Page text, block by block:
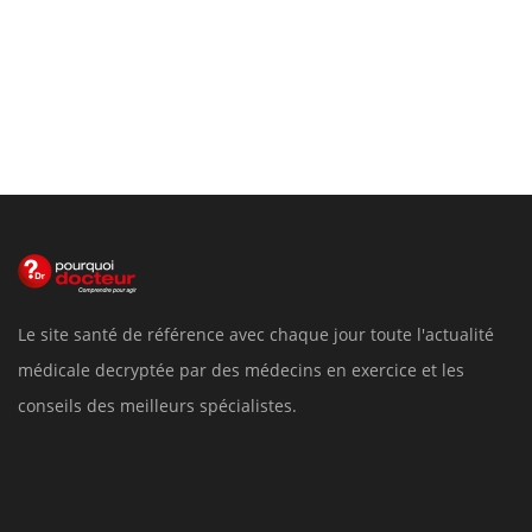
Le site santé de référence avec chaque jour toute l'actualité
médicale decryptée par des médecins en exercice et les
conseils des meilleurs spécialistes.